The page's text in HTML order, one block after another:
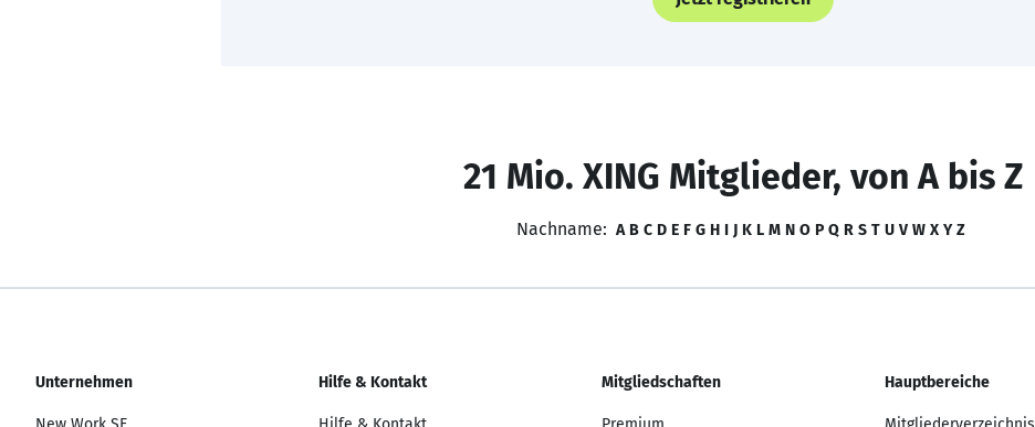
21 Mio. XING Mitglieder, von A bis Z
Nachname: A B C D E F G H I J K L M N O P Q R S T U V W X Y Z
Unternehmen Hilfe & Kontakt Mitgliedschaften Hauptbereiche